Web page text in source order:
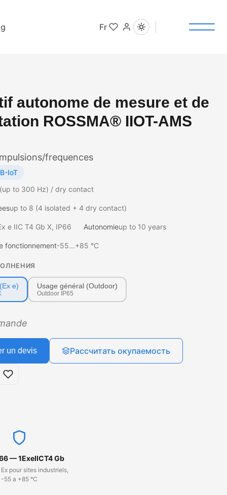
Fr
autonome de mesure et de
ROSSMA® IIOT-AMS
frequences
IoT
to 300 Hz) / dry contact
up to 8 (4 isolated + 4 dry contact)
e IIC T4 Gb X, IP66 Autonomieup to 10 years
fonctionnement-55...+85 °C
e) Usage général (Outdoor)
Outdoor IP65
un devis Рассчитать окупаемость
— 1ExeIICT4 Gb
pour sites industriels,
-55 a +85 °C